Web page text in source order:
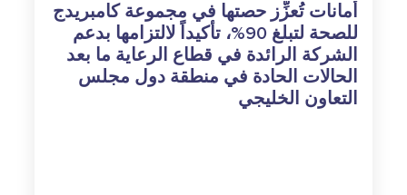
أمانات تُعزِّز حصتها في مجموعة كامبريدج
للصحة لتبلغ 90%، تأكيداً لالتزامها بدعم
الشركة الرائدة في قطاع الرعاية ما بعد
الحالات الحادة في منطقة دول مجلس
التعاون الخليجي